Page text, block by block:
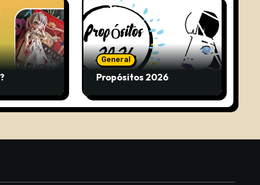
General
Propósitos 2026